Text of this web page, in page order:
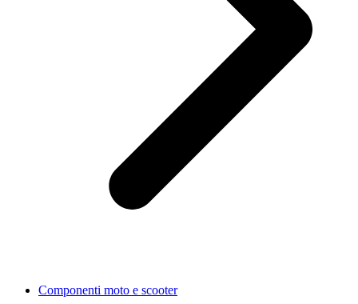
Componenti moto e scooter